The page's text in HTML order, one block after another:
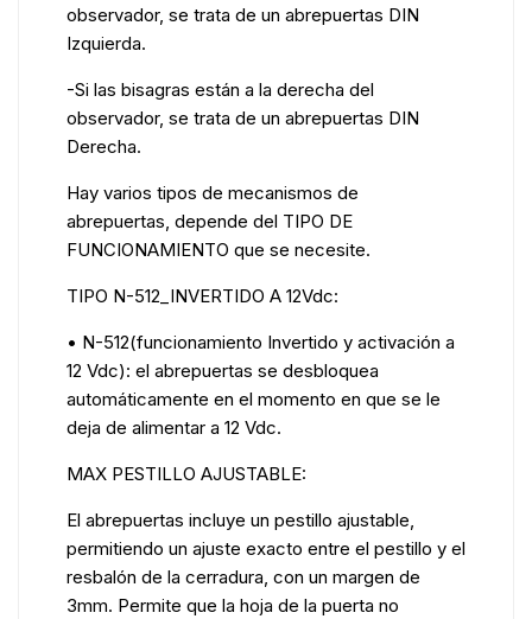
observador, se trata de un abrepuertas DIN
Izquierda.
-Si las bisagras están a la derecha del
observador, se trata de un abrepuertas DIN
Derecha.
Hay varios tipos de mecanismos de
abrepuertas, depende del TIPO DE
FUNCIONAMIENTO que se necesite.
TIPO N-512_INVERTIDO A 12Vdc:
• N-512(funcionamiento Invertido y activación a
12 Vdc): el abrepuertas se desbloquea
automáticamente en el momento en que se le
deja de alimentar a 12 Vdc.
MAX PESTILLO AJUSTABLE:
El abrepuertas incluye un pestillo ajustable,
permitiendo un ajuste exacto entre el pestillo y el
resbalón de la cerradura, con un margen de
3mm. Permite que la hoja de la puerta no